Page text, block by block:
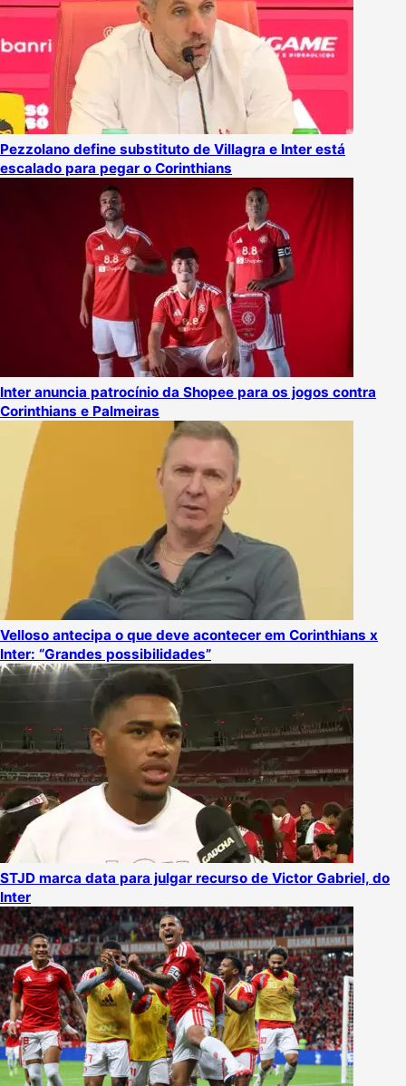
Pezzolano define substituto de Villagra e Inter está
escalado para pegar o Corinthians
Inter anuncia patrocínio da Shopee para os jogos contra
Corinthians e Palmeiras
Velloso antecipa o que deve acontecer em Corinthians x
Inter: “Grandes possibilidades”
STJD marca data para julgar recurso de Victor Gabriel, do
Inter